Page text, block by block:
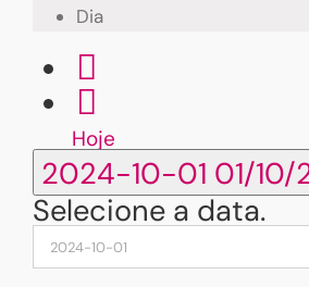
Dia
Hoje
2024-10-01 01/10/
Selecione a data.